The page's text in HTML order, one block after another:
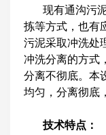
现有通沟污
拣等方式，也有
污泥采取冲洗处
冲洗分离的方式
分离不彻底。本
均匀，分离彻底
技术特点：